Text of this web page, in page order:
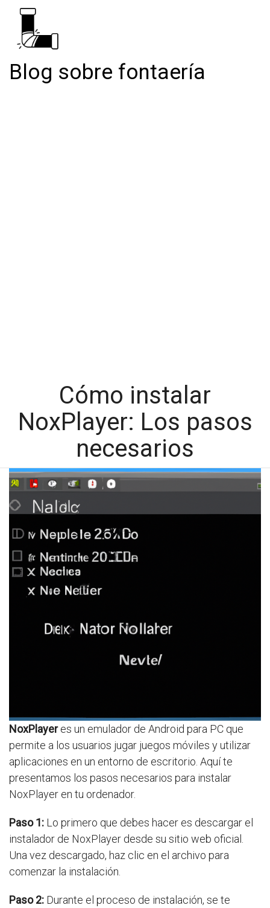
Blog sobre fontaería
Cómo instalar
NoxPlayer: Los pasos
necesarios
NoxPlayeres un emulador de Android para PC que
permite a los usuarios jugar juegos móviles y utilizar
aplicaciones en un entorno de escritorio. Aquí te
presentamos los pasos necesarios para instalar
NoxPlayer en tu ordenador.
Paso 1: Lo primero que debes hacer es descargar el
instalador de NoxPlayer desde su sitio web oficial.
Una vez descargado, haz clic en el archivo para
comenzar la instalación.
Paso 2: Durante el proceso de instalación, se te